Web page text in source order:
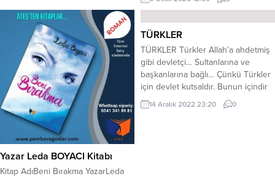
KATILIM KOŞULLARI; -Ödüle
katılacak eserlerin dili, Türkçe
olmalıdır. -18 yaşını geçmiş herkes,
bir öykü ile yarışmaya başvurabilir. -
Konu, serbesttir. -Yarışmaya
katılacak...
kadar sevdiğinizi başkalarına kolay
büyüsüdür. Kingmani. Biz burada,
aşağıda hep birlikte yüzeriz.
/Pennywise Raymond, Brain, Ian ve
Jake. Dört yakın arkadaş. En büyük
ortak noktaları ise King kitapları
koleksiyoncuları olmaları. Bu tutku
yaşam...
Yazar Leda BOYACI Kitabı
Kitap AdıBeni Bırakma YazarLeda
TÜRKLER
TÜRKLER Türkler Allah’a ahdetmiş
gibi devletçi… Sultanlarına ve
başkanlarına bağlı… Çünkü Türkler
için devlet kutsaldır. Bunun içindir
ki saltanata son veren ve halifeyi
kovan Mustafa Kemal için ne
14 Aralık 2022 23:20 0